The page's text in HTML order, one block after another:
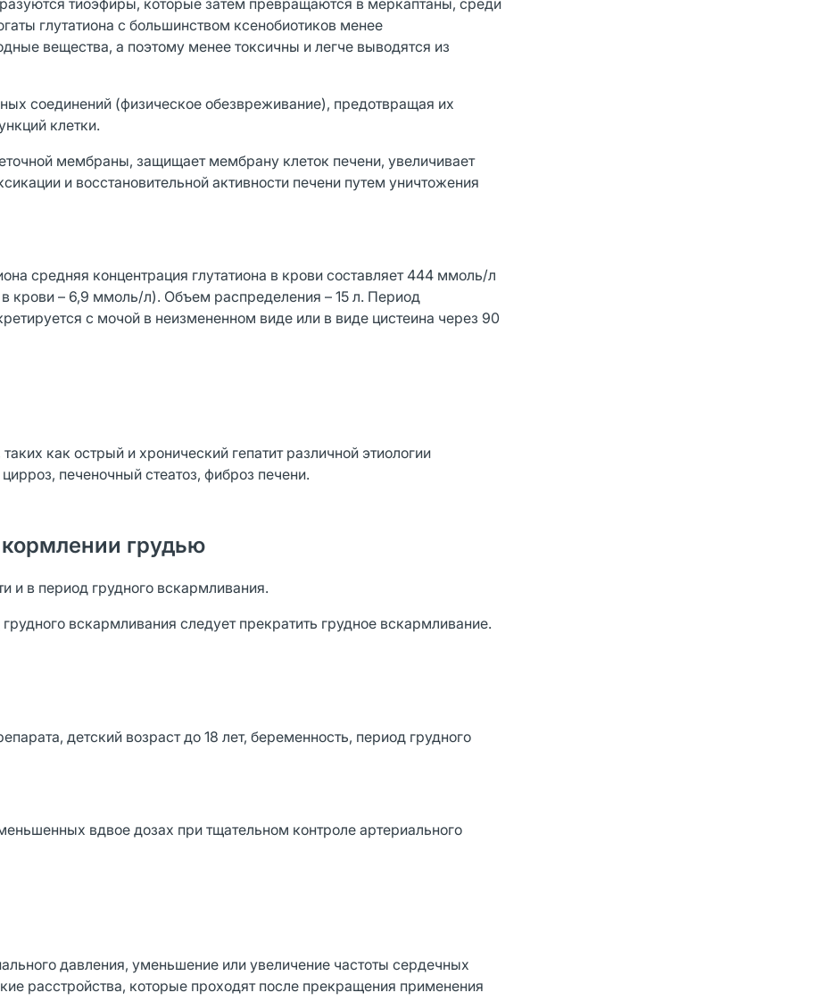
тиоэфиры, которые затем превращаются в меркаптаны, среди
глутатиона с большинством ксенобиотиков менее
вещества, а поэтому менее токсичны и легче выводятся из
соединений (физическое обезвреживание), предотвращая их
клетки.
мембраны, защищает мембрану клеток печени, увеличивает
и восстановительной активности печени путем уничтожения
средняя концентрация глутатиона в крови составляет 444 ммоль/л
крови – 6,9 ммоль/л). Объем распределения – 15 л. Период
с мочой в неизмененном виде или в виде цистеина через 90
как острый и хронический гепатит различной этиологии
печеночный стеатоз, фиброз печени.
грудью
и в период грудного вскармливания.
вскармливания следует прекратить грудное вскармливание.
детский возраст до 18 лет, беременность, период грудного
вдвое дозах при тщательном контроле артериального
давления, уменьшение или увеличение частоты сердечных
расстройства, которые проходят после прекращения применения